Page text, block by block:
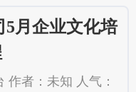
5月企业文化培
作者：未知 人气：